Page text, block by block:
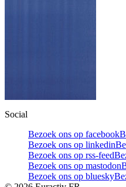
Social
Bezoek ons op facebook
Bezoek ons op linkedin
Bezoek ons op rss-feed
Bezoek ons op mastodon
Bezoek ons op bluesky